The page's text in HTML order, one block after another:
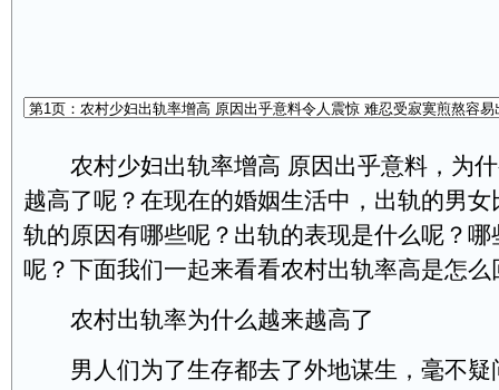
农村少妇出轨率增高 原因出乎意料，为什
越高了呢？在现在的婚姻生活中，出轨的男
轨的原因有哪些呢？出轨的表现是什么呢？
呢？下面我们一起来看看农村出轨率高是怎么
农村出轨率为什么越来越高了
男人们为了生存都去了外地谋生，毫不疑